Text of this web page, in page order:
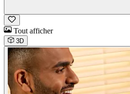
Tout afficher
3D